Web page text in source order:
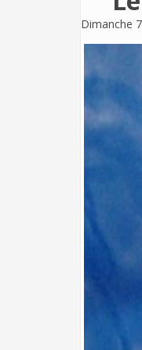
Dimanche